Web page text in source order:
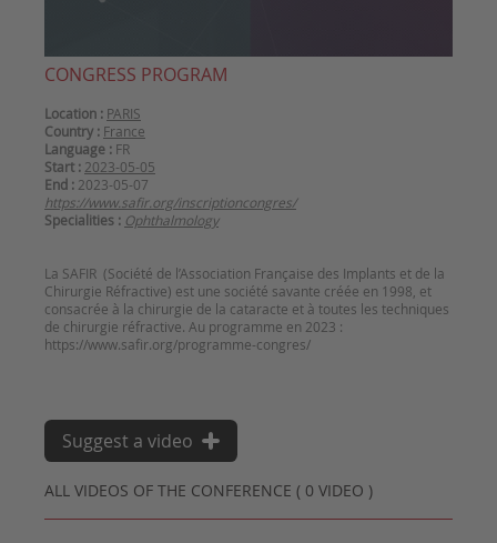
CONGRESS PROGRAM
Location : PARIS
Country : France
Language : FR
Start : 2023-05-05
End : 2023-05-07
https://www.safir.org/inscriptioncongres/
Specialities : Ophthalmology
La SAFIR (Société de l’Association Française des Implants et de la
Chirurgie Réfractive) est une société savante créée en 1998, et
consacrée à la chirurgie de la cataracte et à toutes les techniques
de chirurgie réfractive. Au programme en 2023 :
https://www.safir.org/programme-congres/
ALL VIDEOS OF THE CONFERENCE ( 0 VIDEO )
Suggest a video